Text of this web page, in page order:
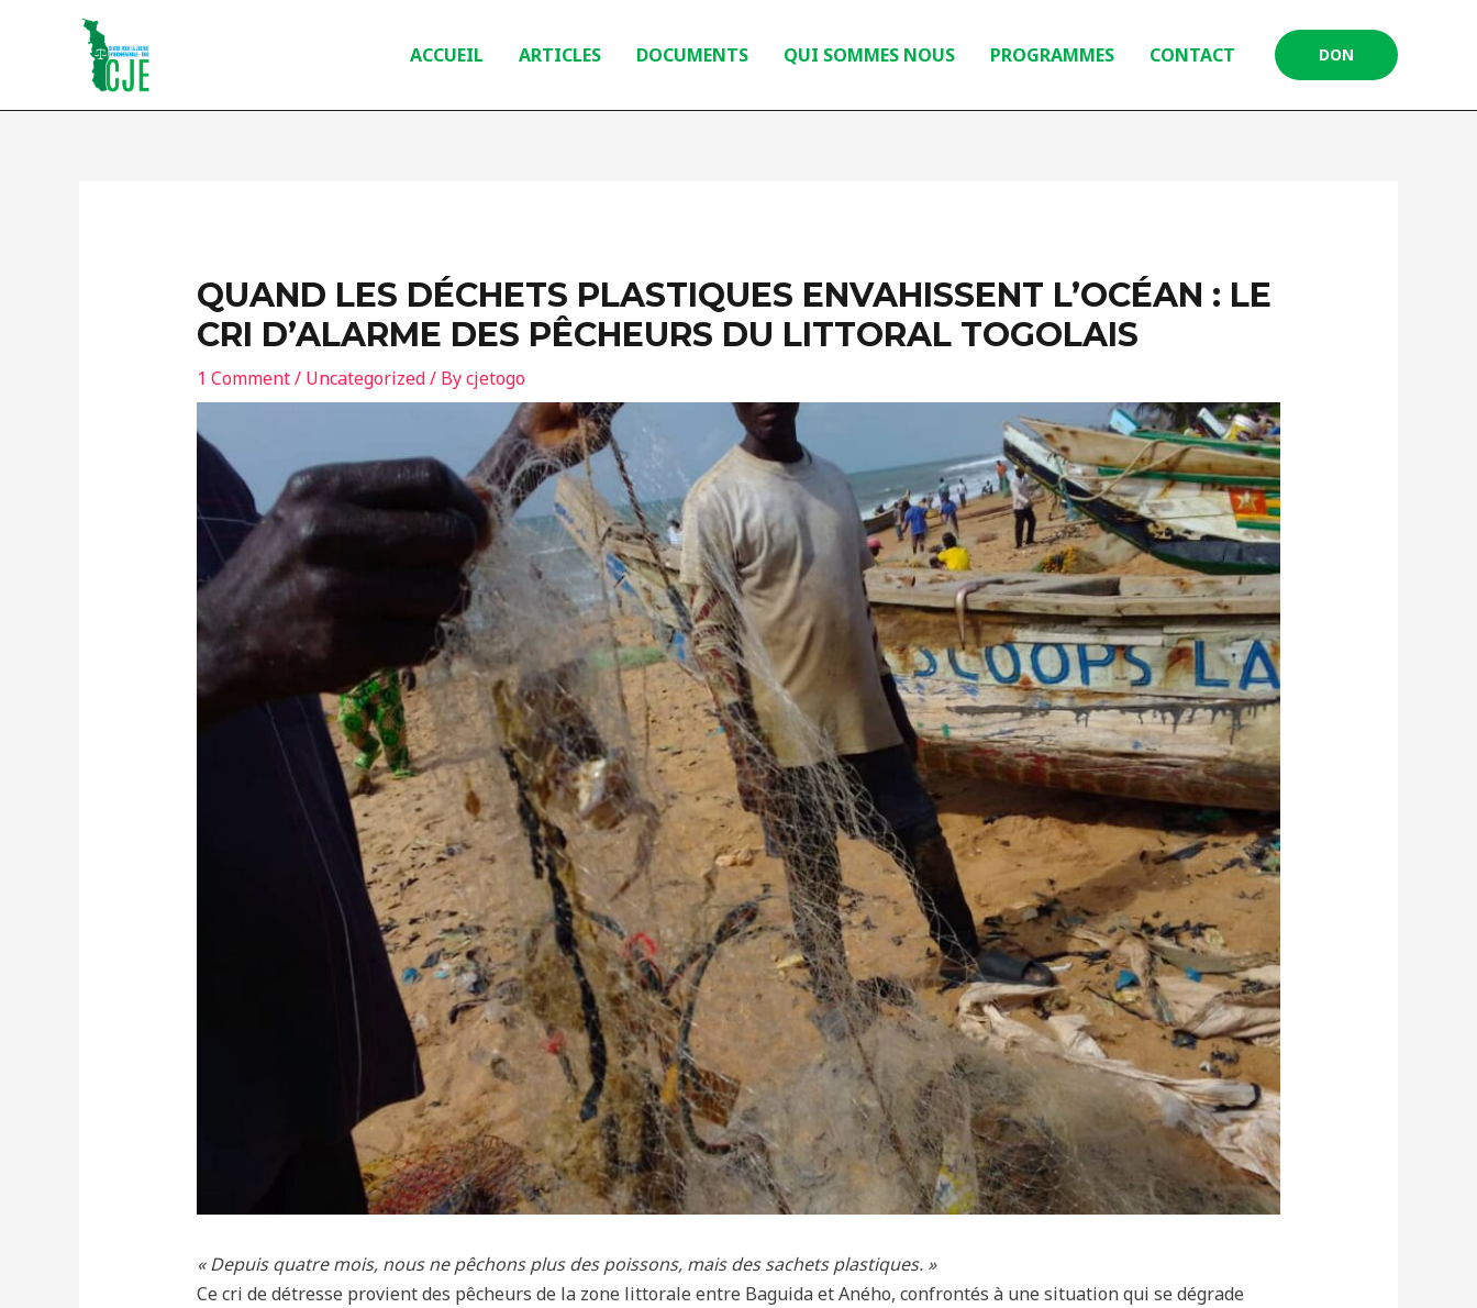
ACCUEIL ARTICLES DOCUMENTS QUI SOMMES NOUS PROGRAMMES CONTACT DON
QUAND LES DÉCHETS PLASTIQUES ENVAHISSENT L’OCÉAN : LE
CRI D’ALARME DES PÊCHEURS DU LITTORAL TOGOLAIS
1 Comment/ Uncategorized/ Bycjetogo
« Depuis quatre mois, nous ne pêchons plus des poissons, mais des sachets plastiques. »
Ce cri de détresse provient des pêcheurs de la zone littorale entre Baguida et Aného, confrontés à une situation qui se dégrade
navigation